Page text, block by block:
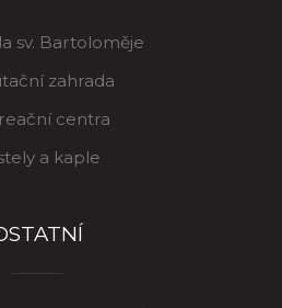
sv. Bartoloměje
zahrada
centra
a kaple